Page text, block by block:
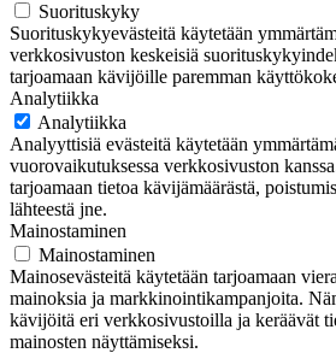
Suorituskyky
Suorituskykyevästeitä käytetään
verkkosivuston keskeisiä
tarjoamaan kävijöille paremman
Analytiikka
Analytiikka
Analyyttisiä evästeitä käytetään
vuorovaikutuksessa verkkosivuston
tarjoamaan tietoa kävijämäärästä,
lähteestä jne.
Mainostaminen
Mainostaminen
Mainosevästeitä käytetään tarjoamaan
mainoksia ja markkinointikampanjoita.
kävijöitä eri verkkosivustoilla ja keräävät
mainosten näyttämiseksi.